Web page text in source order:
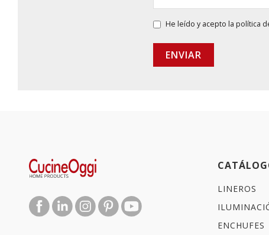
He leído y acepto la política
ENVIAR
LINEROS
ENCHUFES